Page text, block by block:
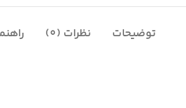
توضیحات نظرات (0)